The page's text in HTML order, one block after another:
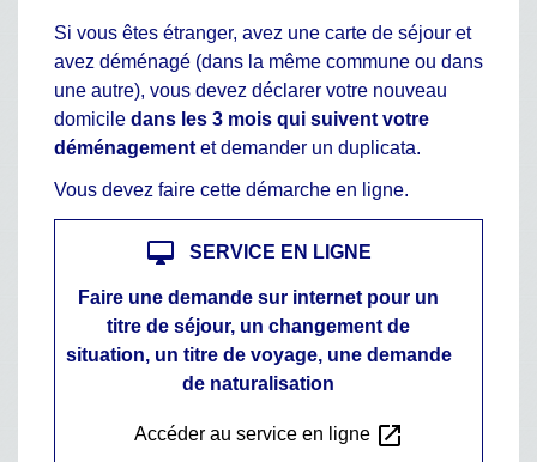
Si vous êtes étranger, avez une carte de séjour et
avez déménagé (dans la même commune ou dans
une autre), vous devez déclarer votre nouveau
domicile dans les 3 mois qui suivent votre
déménagement et demander un duplicata.
Vous devez faire cette démarche en ligne.
desktop_mac SERVICE EN LIGNE
Faire une demande sur internet pour un
titre de séjour, un changement de
situation, un titre de voyage, une demande
de naturalisation
Accéder au service en ligne open_in_new